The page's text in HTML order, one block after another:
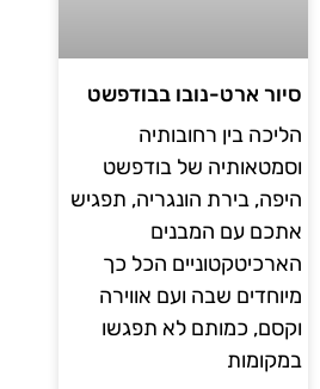
סיור ארט-נובו בבודפשט
הליכה בין רחובותיה
וסמטאותיה של בודפשט
היפה, בירת הונגריה, תפגיש
אתכם עם המבנים
הארכיטקטוניים הכל כך
מיוחדים שבה ועם אווירה
וקסם, כמותם לא תפגשו
במקומות